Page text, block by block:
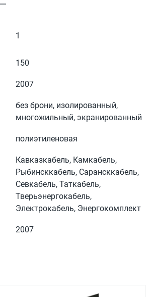
1
150
2007
без брони, изолированный,
многожильный, экранированный
полиэтиленовая
Кавказкабель, Камкабель,
Рыбинсккабель, Сарансккабель,
Севкабель, Таткабель,
Тверьэнергокабель,
Электрокабель, Энергокомплект
2007